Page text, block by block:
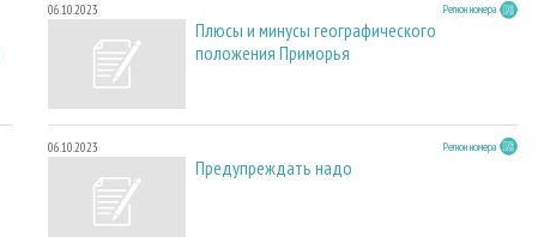
06.10.2023 Регион номера
Плюсы и минусы географического
положения Приморья
06.10.2023 Регион номера
Предупреждать надо